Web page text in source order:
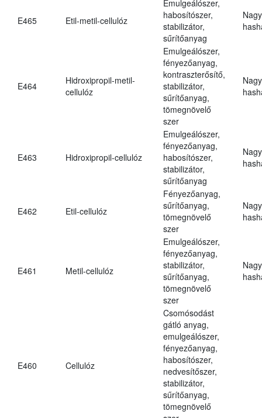
E465 Etil-metil-cellulóz
Emulgeálószer,
habosítószer,
stabilizátor,
sűrítőanyag
E464
Hidroxipropil-metil-
cellulóz
Emulgeálószer,
fényezőanyag,
kontraszterősítő,
stabilizátor,
sűrítőanyag,
tömegnövelő
szer
E463 Hidroxipropil-cellulóz
Emulgeálószer,
fényezőanyag,
habosítószer,
stabilizátor,
sűrítőanyag
E462 Etil-cellulóz
Fényezőanyag,
sűrítőanyag,
tömegnövelő
szer
E461 Metil-cellulóz
Emulgeálószer,
fényezőanyag,
stabilizátor,
sűrítőanyag,
tömegnövelő
szer
E460 Cellulóz
Csomósodást
gátló anyag,
emulgeálószer,
fényezőanyag,
habosítószer,
nedvesítőszer,
stabilizátor,
sűrítőanyag,
tömegnövelő